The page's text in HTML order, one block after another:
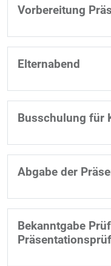
Vorbereitung
Elternabend
Busschulung für
Abgabe der
Bekanntgabe